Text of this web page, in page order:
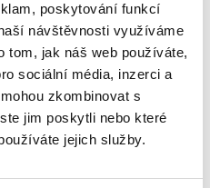
poskytování funkcí
návštěvnosti využíváme
tom, jak náš web používáte,
sociální média, inzerci a
zkombinovat s
jim poskytli nebo které
jejich služby.